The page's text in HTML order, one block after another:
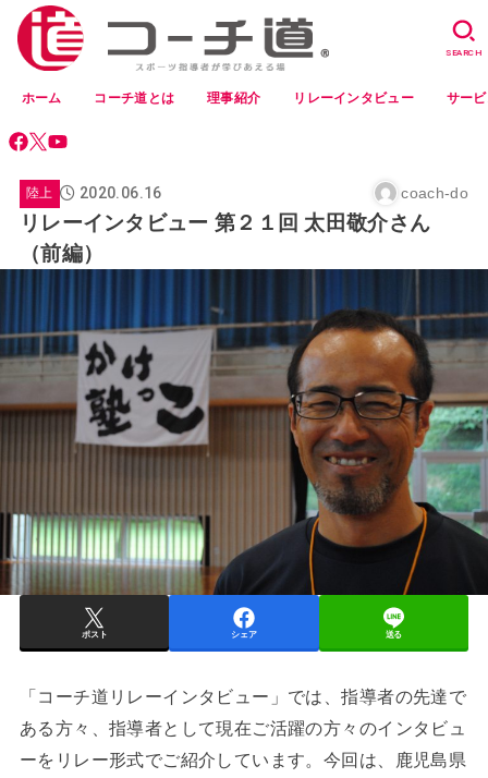
ホーム コーチ道とは 理事紹介 リレーインタビュー サー
SEARCH
陸上 2020.06.16 coach-do
リレーインタビュー 第２１回 太田敬介さん
（前編）
ポスト シェア 送る
「コーチ道リレーインタビュー」では、指導者の先達で
ある方々、指導者として現在ご活躍の方々のインタビュ
ーをリレー形式でご紹介しています。今回は、鹿児島県